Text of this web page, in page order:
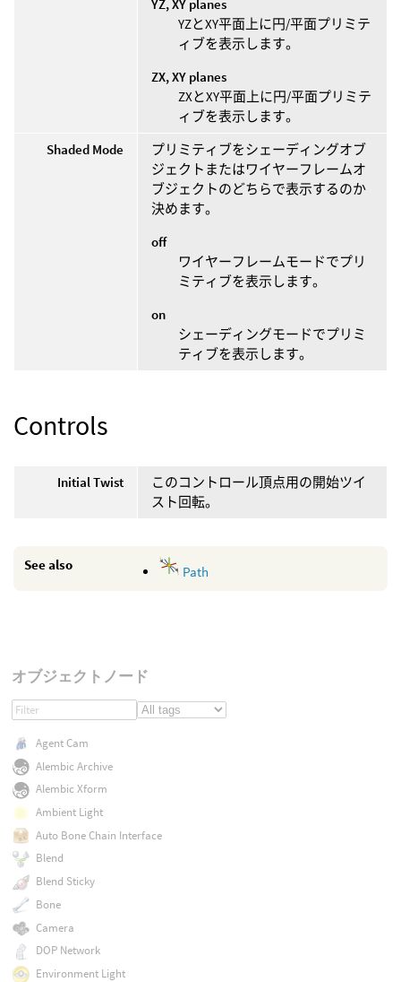
YZ, XY planes
YZとXY平面上に円/平面プリミテ
ィブを表示します。
ZX, XY planes
ZXとXY平面上に円/平面プリミテ
ィブを表示します。
Shaded Mode
プリミティブをシェーディングオブ
ジェクトまたはワイヤーフレームオ
ブジェクトのどちらで表示するのか
決めます。
off
ワイヤーフレームモードでプリ
ミティブを表示します。
on
シェーディングモードでプリミ
ティブを表示します。
Controls
Initial Twist
このコントロール頂点用の開始ツイ
スト回転。
See also Path
オブジェクトノード
Agent Cam
Alembic Archive
Alembic Xform
Ambient Light
Auto Bone Chain Interface
Blend
Blend Sticky
Bone
Camera
DOP Network
Environment Light